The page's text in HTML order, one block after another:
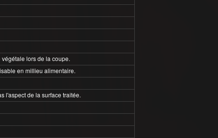
lors de la coupe.
en millieu alimentaire.
l'aspect de la surface traitée.